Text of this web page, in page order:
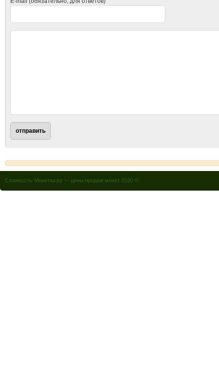
Стоимость-Монетки.ру — цены продаж монет 2020 ©